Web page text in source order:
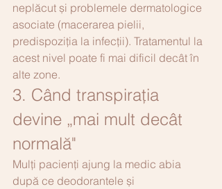
neplăcut și problemele dermatologice
asociate (macerarea pielii,
predispoziția la infecții). Tratamentul la
acest nivel poate fi mai dificil decât în
alte zone.
3. Când transpirația
devine „mai mult decât
normală"
Mulți pacienți ajung la medic abia
după ce deodorantele și